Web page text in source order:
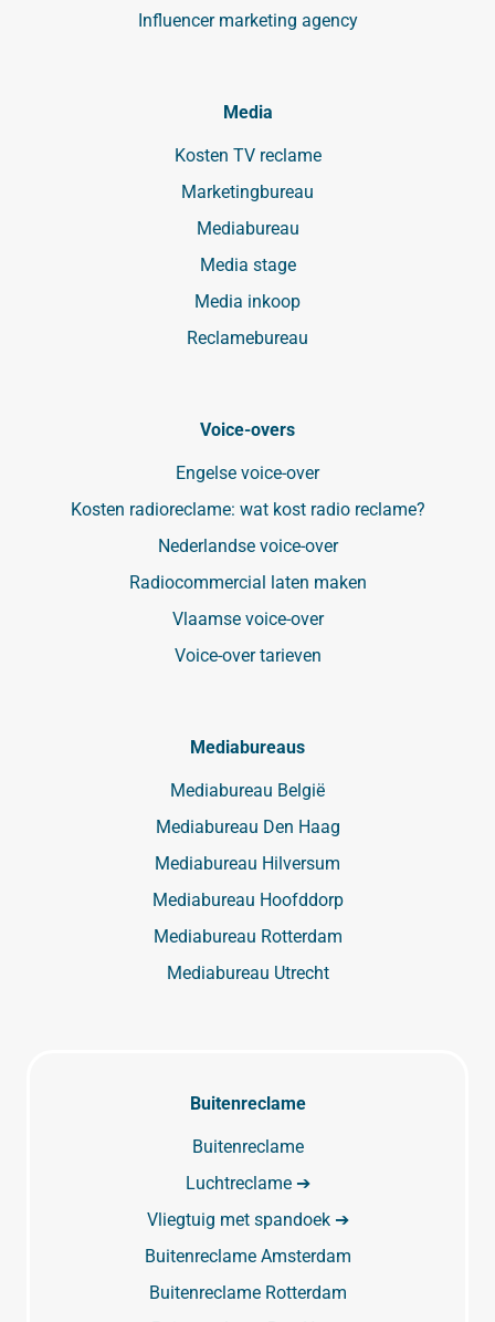
Influencer marketing agency
Media
Kosten TV reclame
Marketingbureau
Mediabureau
Media stage
Media inkoop
Reclamebureau
Voice-overs
Engelse voice-over
Kosten radioreclame: wat kost radio reclame?
Nederlandse voice-over
Radiocommercial laten maken
Vlaamse voice-over
Voice-over tarieven
Mediabureaus
Mediabureau België
Mediabureau Den Haag
Mediabureau Hilversum
Mediabureau Hoofddorp
Mediabureau Rotterdam
Mediabureau Utrecht
Buitenreclame
Buitenreclame
Luchtreclame ➔
Vliegtuig met spandoek ➔
Buitenreclame Amsterdam
Buitenreclame Rotterdam